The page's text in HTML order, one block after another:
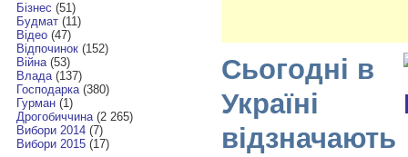
Бізнес (51)
Будмат(11)
Відео(47)
Відпочинок(152)
Війна(53)
Влада(137)
Господарка(380)
Гурман(1)
Дрогобиччина(2 265)
Вибори 2014(7)
Вибори 2015(17)
Сьогодні в
Україні
відзначають